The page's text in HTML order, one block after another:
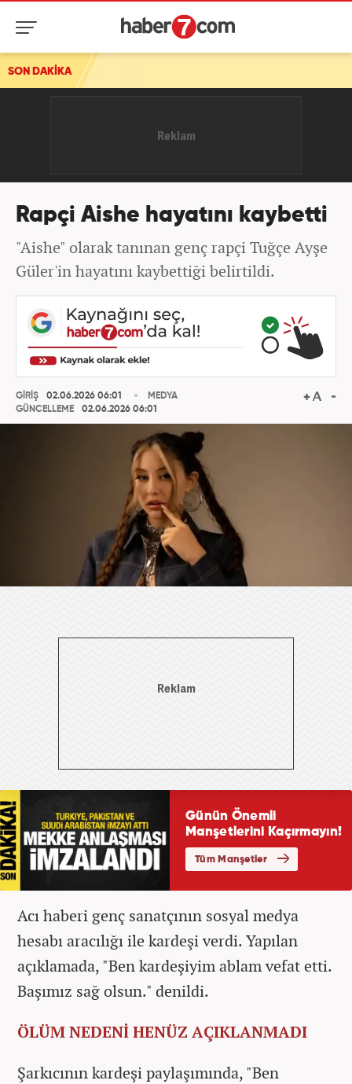
SON DAKİKA
talebi!
Rapçi Aishe hayatını kaybetti
"Aishe" olarak tanınan genç rapçi Tuğçe Ayşe
Güler'in hayatını kaybettiği belirtildi.
GİRİŞ
02.06.2026 06:01
GÜNCELLEME
02.06.2026 06:01
MEDYA
Acı haberi genç sanatçının sosyal medya
hesabı aracılığı ile kardeşi verdi. Yapılan
açıklamada, "Ben kardeşiyim ablam vefat etti.
Başımız sağ olsun." denildi.
ÖLÜM NEDENİ HENÜZ AÇIKLANMADI
Şarkıcının kardeşi paylaşımında, "Ben